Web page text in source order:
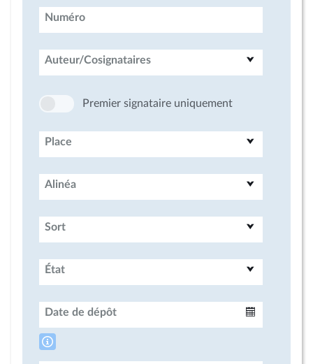
Numéro
Auteur/Cosignataires
Premier signataire uniquement
Place
Alinéa
Sort
État
Date de dépôt